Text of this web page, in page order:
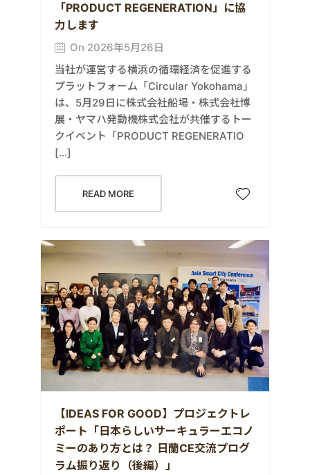
「PRODUCT REGENERATION」に協
力します
On 2026年5月26日
当社が運営する横浜の循環経済を促進する
プラットフォーム「Circular Yokohama」
は、5月29日に株式会社船場・株式会社博
展・ヤマハ発動機株式会社が共催するトー
クイベント「PRODUCT REGENERATIO
[…]
READ MORE
【IDEAS FOR GOOD】プロジェクトレ
ポート「日本らしいサーキュラーエコノ
ミーのあり方とは？ 日蘭CE交流プログ
ラム振り返り（後編）」